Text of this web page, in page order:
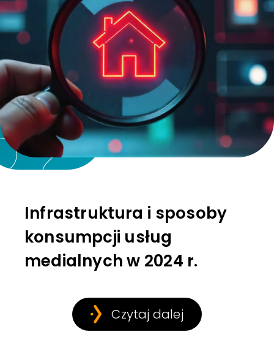
Infrastruktura i sposoby
konsumpcji usług
medialnych w 2024 r.
Czytaj dalej